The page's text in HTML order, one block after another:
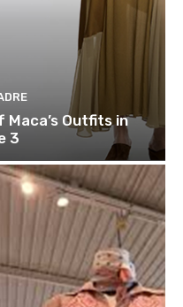
Maca’s Outfits in
3